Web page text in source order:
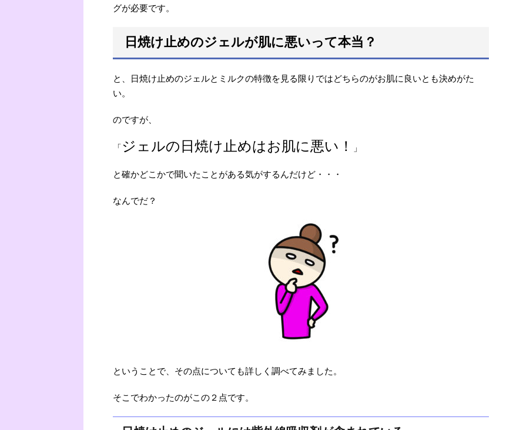
グが必要です。
日焼け止めのジェルが肌に悪いって本当？
と、日焼け止めのジェルとミルクの特徴を見る限りではどちらのがお肌に良いとも決めがた
い。
のですが、
「ジェルの日焼け止めはお肌に悪い！ 」
と確かどこかで聞いたことがある気がするんだけど・・・
なんでだ？
ということで、その点についても詳しく調べてみました。
そこでわかったのがこの２点です。